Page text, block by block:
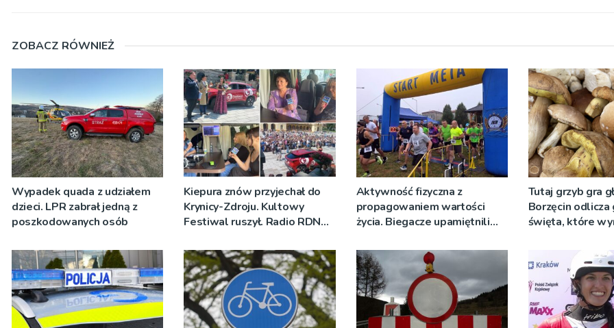
ZOBACZ RÓWNIEŻ
Wypadek quada z udziałem
dzieci. LPR zabrał jedną z
poszkodowanych osób
Kiepura znów przyjechał do
Krynicy-Zdroju. Kultowy
Festiwal ruszył. Radio RDN
[ZDJĘCIA]
Aktywność fizyczna z
propagowaniem wartości
życia. Biegacze upamiętnili
Tutaj grzyb gra
Borzęcin odlicza
święta, które